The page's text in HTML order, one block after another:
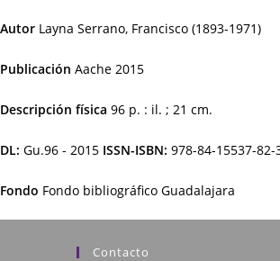
Autor Layna Serrano, Francisco (1893-1971)
Publicación Aache 2015
Descripción física 96 p. : il. ; 21 cm.
DL: Gu.96 - 2015 ISSN-ISBN: 978-84-15537-82-
Fondo Fondo bibliográfico Guadalajara
Contacto